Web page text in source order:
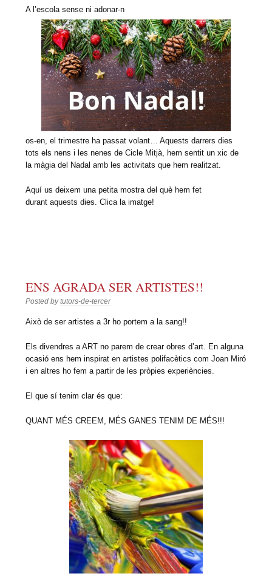
A l’escola sense ni adonar-n
os-en, el trimestre ha passat volant… Aquests darrers dies
tots els nens i les nenes de Cicle Mitjà, hem sentit un xic de
la màgia del Nadal amb les activitats que hem realitzat.
Aquí us deixem una petita mostra del què hem fet
durant aquests dies. Clica la imatge!
ENS AGRADA SER ARTISTES!!
Posted bytutors-de-tercer
Això de ser artistes a 3r ho portem a la sang!!
Els divendres a ART no parem de crear obres d’art. En alguna
ocasió ens hem inspirat en artistes polifacètics com Joan Miró
i en altres ho fem a partir de les pròpies experiències.
El que sí tenim clar és que:
QUANT MÉS CREEM, MÉS GANES TENIM DE MÉS!!!